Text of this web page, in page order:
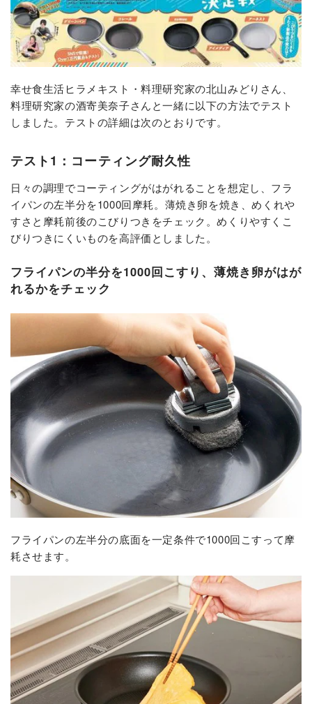
幸せ食生活ヒラメキスト・料理研究家の北山みどりさん、
料理研究家の酒寄美奈子さんと一緒に以下の方法でテスト
しました。テストの詳細は次のとおりです。
テスト1：コーティング耐久性
日々の調理でコーティングがはがれることを想定し、フラ
イパンの左半分を1000回摩耗。薄焼き卵を焼き、めくれや
すさと摩耗前後のこびりつきをチェック。めくりやすくこ
びりつきにくいものを高評価としました。
フライパンの半分を1000回こすり、薄焼き卵がはが
れるかをチェック
フライパンの左半分の底面を一定条件で1000回こすって摩
耗させます。